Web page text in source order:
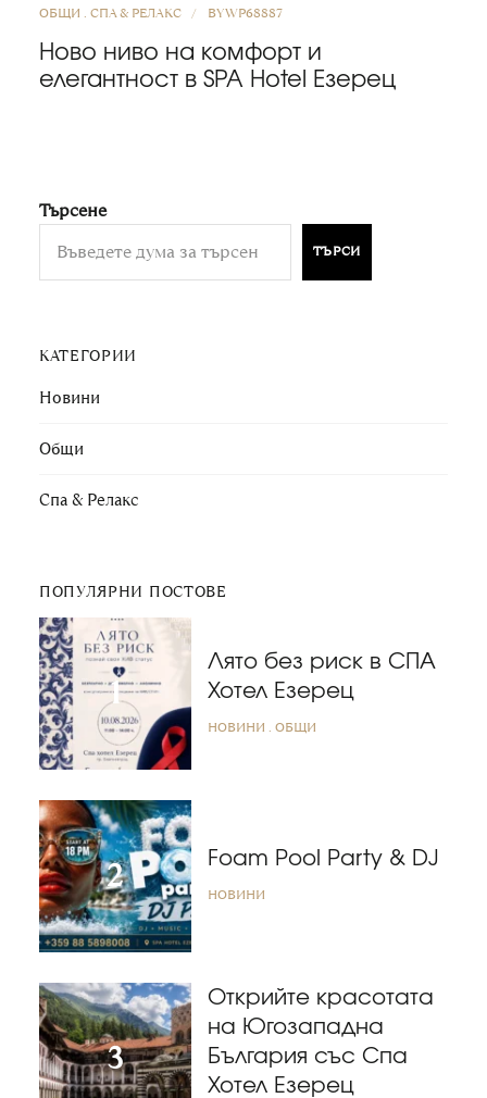
ОБЩИ СПА & РЕЛАКС BYWP68887
Ново ниво на комфорт и
елегантност в SPA Hotel Езерец
Търсене
ТЪРСИ
КАТЕГОРИИ
Новини
Общи
Спа & Релакс
ПОПУЛЯРНИ ПОСТОВЕ
Лято без риск в СПА
Хотел Езерец
НОВИНИ ОБЩИ
Foam Pool Party & DJ
НОВИНИ
Открийте красотата
на Югозападна
България със Спа
Хотел Езерец